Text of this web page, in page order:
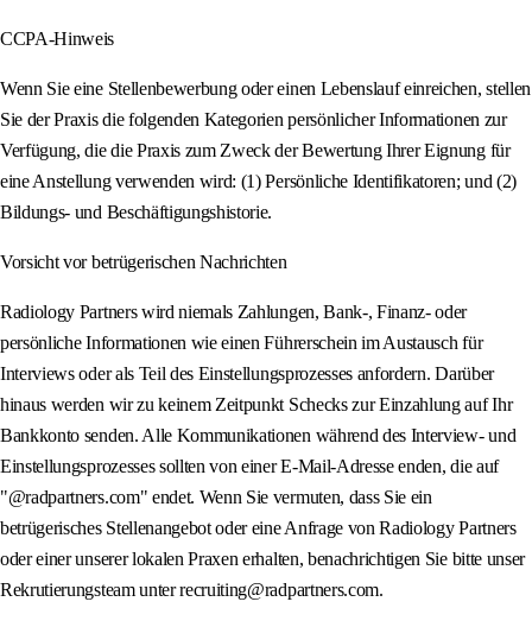
CCPA-Hinweis
Wenn Sie eine Stellenbewerbung oder einen Lebenslauf einreichen, stellen
Sie der Praxis die folgenden Kategorien persönlicher Informationen zur
Verfügung, die die Praxis zum Zweck der Bewertung Ihrer Eignung für
eine Anstellung verwenden wird: (1) Persönliche Identifikatoren; und (2)
Bildungs- und Beschäftigungshistorie.
Vorsicht vor betrügerischen Nachrichten
Radiology Partners wird niemals Zahlungen, Bank-, Finanz- oder
persönliche Informationen wie einen Führerschein im Austausch für
Interviews oder als Teil des Einstellungsprozesses anfordern. Darüber
hinaus werden wir zu keinem Zeitpunkt Schecks zur Einzahlung auf Ihr
Bankkonto senden. Alle Kommunikationen während des Interview- und
Einstellungsprozesses sollten von einer E-Mail-Adresse enden, die auf
"@radpartners.com" endet. Wenn Sie vermuten, dass Sie ein
betrügerisches Stellenangebot oder eine Anfrage von Radiology Partners
oder einer unserer lokalen Praxen erhalten, benachrichtigen Sie bitte unser
Rekrutierungsteam unter recruiting@radpartners.com.